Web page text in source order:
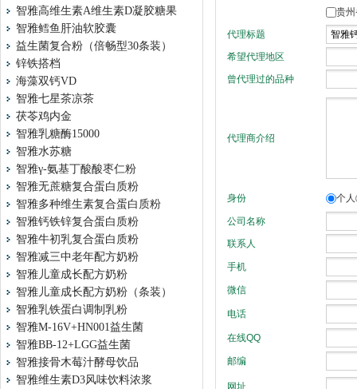
智雅高维生素A维生素D凝胶糖果
智雅鳕鱼肝油软胶囊
益生菌复合粉（倍畅型30条装）
锌铁搭档
海藻双钙VD
智雅七星茶凉茶
茯苓鸡内金
智雅乳糖酶15000
智雅水苏糖
智雅γ-氨基丁酸酸枣仁粉
智雅无蔗糖复合蛋白质粉
智雅多种维生素复合蛋白质粉
智雅钙铁锌复合蛋白质粉
智雅牛初乳复合蛋白质粉
智雅减三中老年配方奶粉
智雅儿童成长配方奶粉
智雅儿童成长配方奶粉（条装）
智雅乳铁蛋白调制乳粉
智雅M-16V+HN001益生菌
智雅BB-12+LGG益生菌
智雅接骨木莓汁酵母饮品
智雅维生素D3风味饮料浓浆